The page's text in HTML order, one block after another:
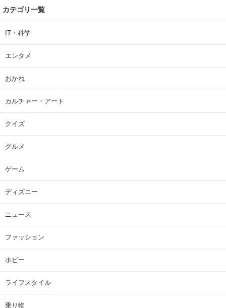
カテゴリ一覧
IT・科学
エンタメ
おかね
カルチャー・アート
クイズ
グルメ
ゲーム
ディズニー
ニュース
ファッション
ホビー
ライフスタイル
乗り物